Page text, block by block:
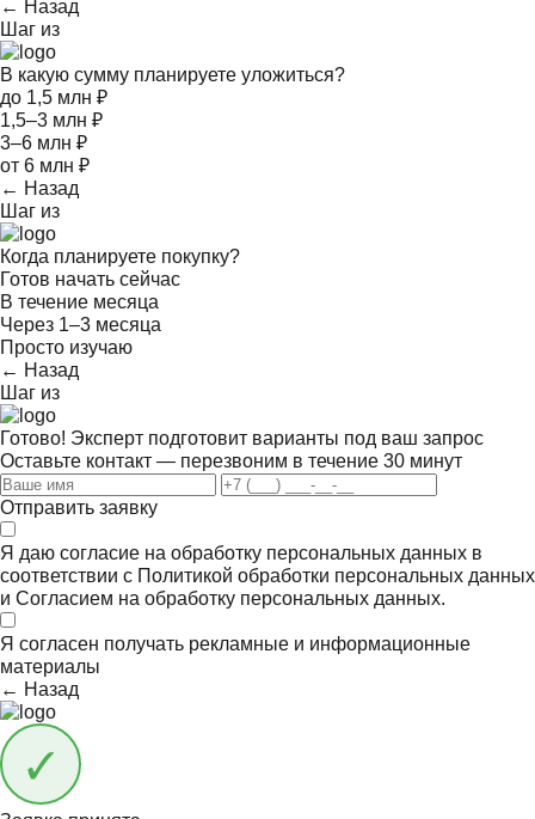
← Назад
Шаг из
В какую сумму планируете уложиться?
до 1,5 млн ₽
1,5–3 млн ₽
3–6 млн ₽
от 6 млн ₽
← Назад
Шаг из
Когда планируете покупку?
Готов начать сейчас
В течение месяца
Через 1–3 месяца
Просто изучаю
← Назад
Шаг из
Готово! Эксперт подготовит варианты под ваш запрос
Оставьте контакт — перезвоним в течение 30 минут
Отправить заявку
Я даю согласие на обработку персональных данных в
соответствии с Политикой обработки персональных данных
и Согласием на обработку персональных данных.
Я согласен получать рекламные и информационные
материалы
← Назад